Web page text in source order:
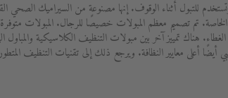
للتبول أثناء الوقوف. إنها مصنوعة من السيراميك
تم تصميم معظم المبولات خصيصًا للرجال. المبولات
هناك تمييز آخر بين مبولات التنظيف الكلاسيكية والمباول
أعلى معايير النظافة. ويرجع ذلك إلى تقنيات التنظيف